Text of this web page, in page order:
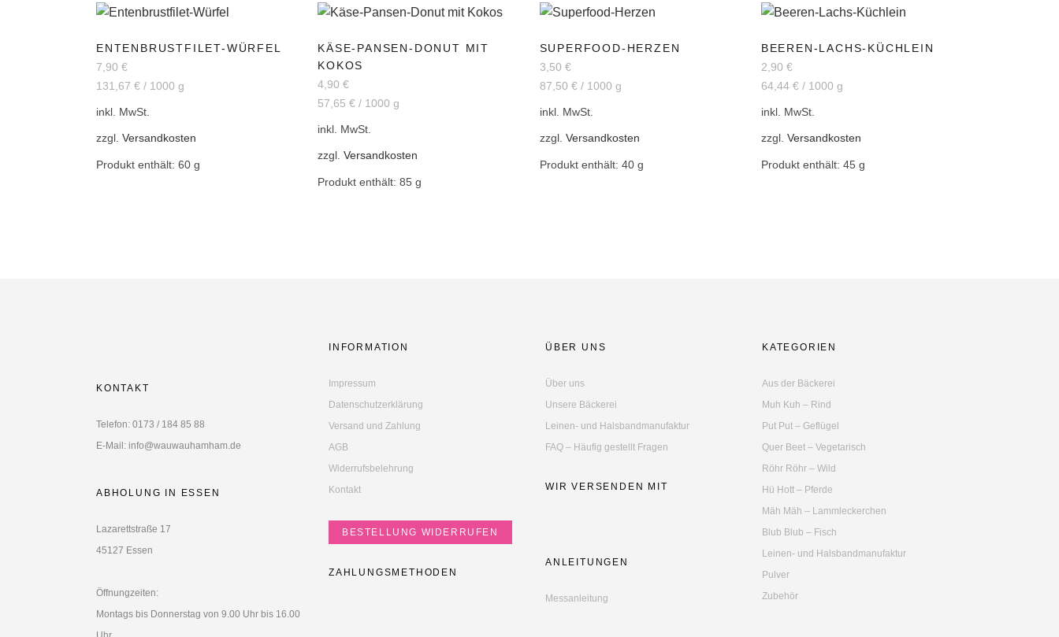
ENTENBRUSTFILET-WÜRFEL
7,90 €
131,67 € / 1000 g
inkl. MwSt.
zzgl. Versandkosten
Produkt enthält: 60 g
KÄSE-PANSEN-DONUT MIT
KOKOS
4,90€
57,65€ / 1000 g
inkl. MwSt.
zzgl.Versandkosten
Produkt enthält: 85g
SUPERFOOD-HERZEN
3,50 €
87,50 €/ 1000 g
inkl. MwSt.
zzgl. Versandkosten
Produkt enthält: 40 g
BEEREN-LACHS-KÜCHLEIN
2,90 €
64,44 €/ 1000 g
inkl. MwSt.
zzgl. Versandkosten
Produkt enthält: 45 g
KONTAKT
Telefon: 0173 / 184 85 88
E-Mail: info@wauwauhamham.de
ABHOLUNG IN ESSEN
Lazarettstraße 17
45127 Essen
Öffnungzeiten:
Montags bis Donnerstag von 9.00 Uhr bis 16.00
INFORMATION
Impressum
Datenschutzerklärung
Versand und Zahlung
AGB
Widerrufsbelehrung
Kontakt
BESTELLUNG WIDERRUFEN
ZAHLUNGSMETHODEN
ÜBER UNS
Über uns
Unsere Bäckerei
Leinen- und Halsbandmanufaktur
FAQ – Häufig gestellt Fragen
WIR VERSENDEN MIT
ANLEITUNGEN
Messanleitung
KATEGORIEN
Aus der Bäckerei
Muh Kuh – Rind
Put Put – Geflügel
Quer Beet – Vegetarisch
Röhr Röhr – Wild
Hü Hott – Pferde
Mäh Mäh – Lammleckerchen
Blub Blub – Fisch
Leinen- und Halsbandmanufaktur
Pulver
Zubehör